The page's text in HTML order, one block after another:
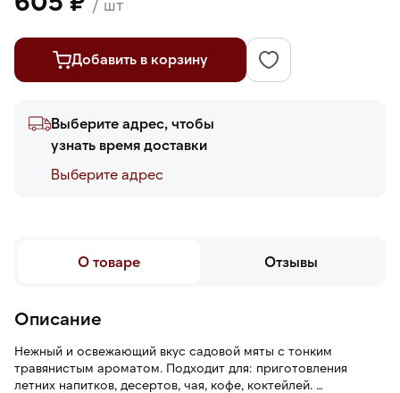
/ шт
Добавить в корзину
Выберите адрес, чтобы
узнать время доставки
Выберите адреc
О товаре Отзывы
Описание
Нежный и освежающий вкус садовой мяты с тонким
травянистым ароматом. Подходит для: приготовления
летних напитков, десертов, чая, кофе, коктейлей.